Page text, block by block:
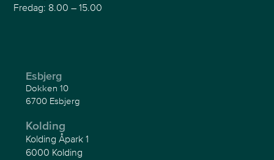
Fredag: 8.00 – 15.00
Esbjerg
Dokken 10
6700 Esbjerg
Kolding
Kolding Åpark 1
6000 Kolding